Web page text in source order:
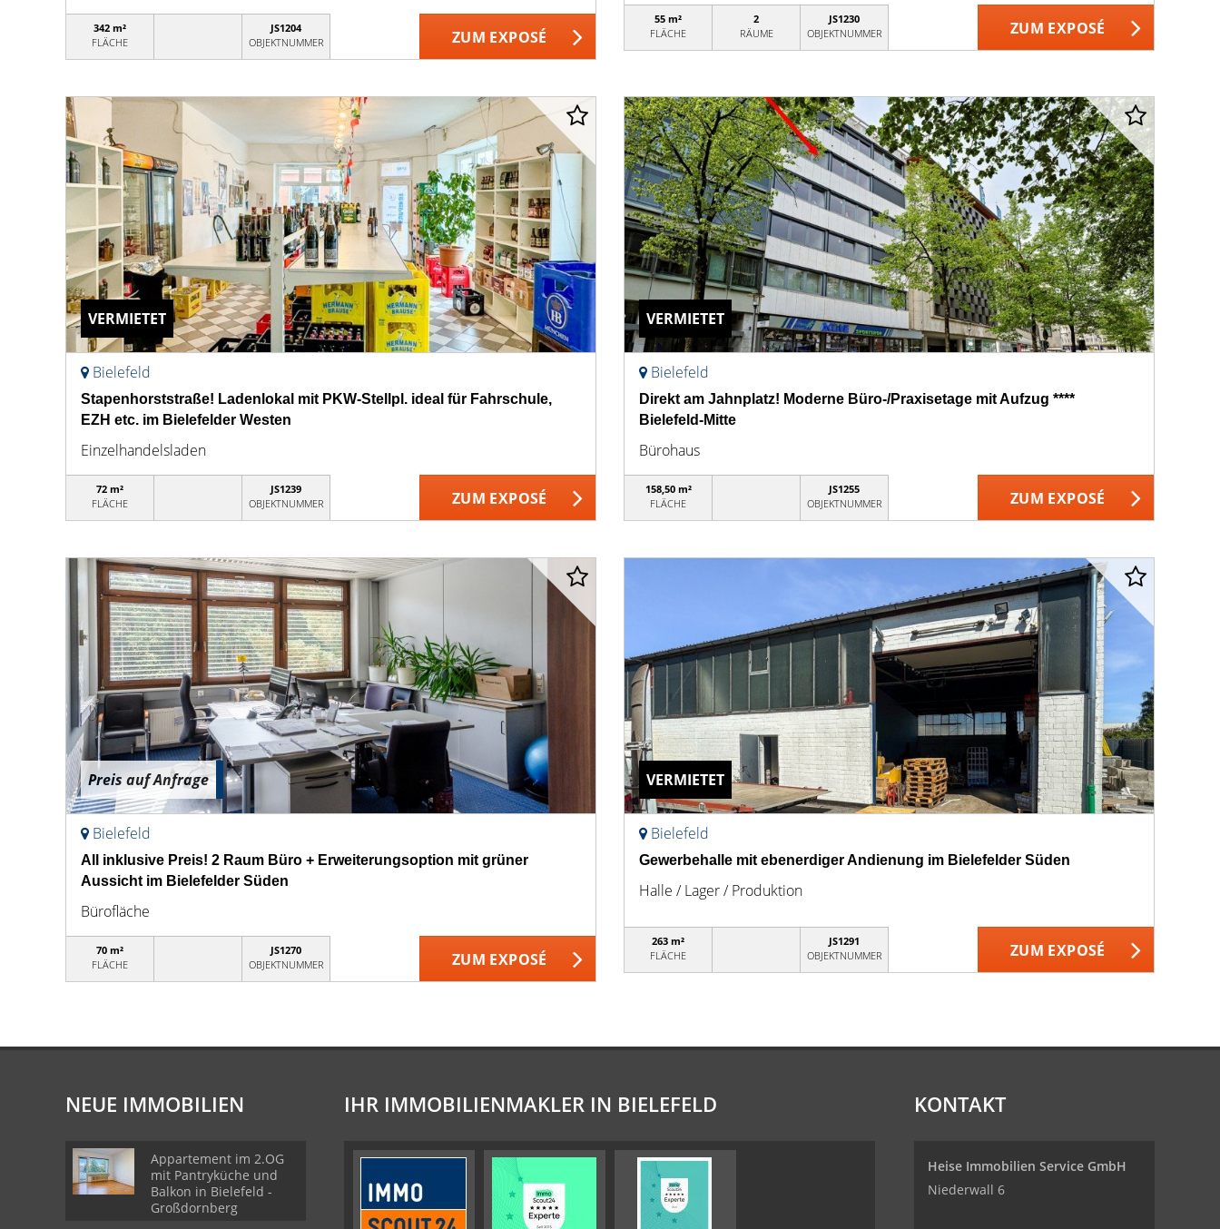
342 m²
FLÄCHE
JS1204
OBJEKTNUMMER
ZUM EXPOSÉ
55 m²
FLÄCHE
2
RÄUME
JS1230
OBJEKTNUMMER
ZUM EXPOSÉ
VERMIETET
Bielefeld
Stapenhorststraße! Ladenlokal mit PKW-Stellpl. ideal für Fahrschule,
EZH etc. im Bielefelder Westen
Einzelhandelsladen
72 m²
FLÄCHE
JS1239
OBJEKTNUMMER
ZUM EXPOSÉ
VERMIETET
Bielefeld
Direkt am Jahnplatz! Moderne Büro-/Praxisetage mit Aufzug ****
Bielefeld-Mitte
Bürohaus
158,50 m²
FLÄCHE
JS1255
OBJEKTNUMMER
ZUM EXPOSÉ
Preis auf Anfrage
Bielefeld
All inklusive Preis! 2 Raum Büro + Erweiterungsoption mit grüner
Aussicht im Bielefelder Süden
Bürofläche
70 m²
FLÄCHE
JS1270
OBJEKTNUMMER
ZUM EXPOSÉ
VERMIETET
Bielefeld
Gewerbehalle mit ebenerdiger Andienung im Bielefelder Süden
Halle / Lager / Produktion
263 m²
FLÄCHE
JS1291
OBJEKTNUMMER
ZUM EXPOSÉ
NEUE IMMOBILIEN
Appartement im 2.OG
mit Pantryküche und
Balkon in Bielefeld -
Großdornberg
IHR IMMOBILIENMAKLER IN BIELEFELD KONTAKT
Heise Immobilien Service GmbH
Niederwall 6